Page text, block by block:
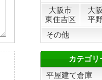
大阪市
東住吉区
大
平
その他
カテゴリ
平屋建て倉庫